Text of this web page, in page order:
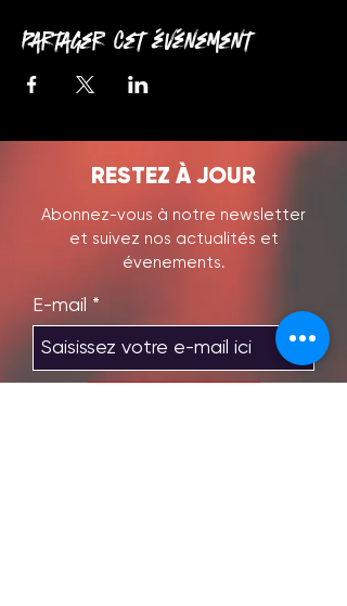
Partager cet événement
RESTEZ À JOUR
Abonnez-vous à notre newsletter
et suivez nos actualités et
évenements.
E-mail